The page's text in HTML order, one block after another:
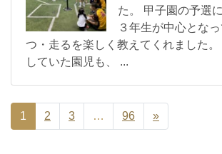
た。 甲子園の予選
３年生が中心とな
つ・走るを楽しく教えてくれました
していた園児も、 ...
1 2 3 … 96 »